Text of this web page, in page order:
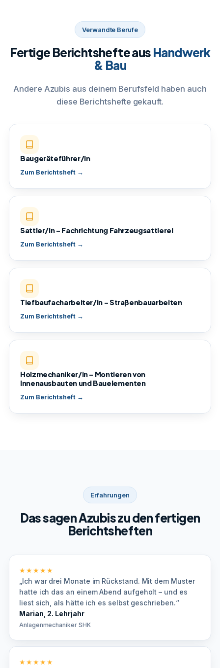
Verwandte Berufe
Fertige Berichtshefte aus Handwerk
& Bau
Andere Azubis aus deinem Berufsfeld haben auch
diese Berichtshefte gekauft.
Baugeräteführer/in
Zum Berichtsheft →
Sattler/in – Fachrichtung Fahrzeugsattlerei
Zum Berichtsheft →
Tiefbaufacharbeiter/in – Straßenbauarbeiten
Zum Berichtsheft →
Holzmechaniker/in – Montieren von
Innenausbauten und Bauelementen
Zum Berichtsheft →
Erfahrungen
Das sagen Azubis zu den fertigen
Berichtsheften
★★★★★
„Ich war drei Monate im Rückstand. Mit dem Muster
hatte ich das an einem Abend aufgeholt – und es
liest sich, als hätte ich es selbst geschrieben.“
Marian, 2. Lehrjahr
Anlagenmechaniker SHK
★★★★★